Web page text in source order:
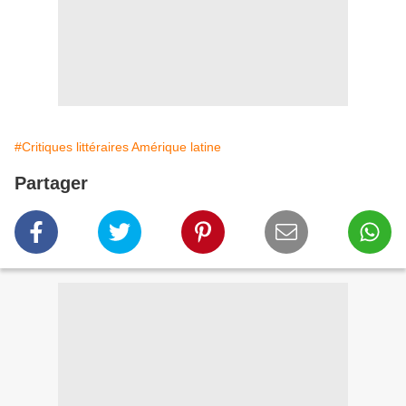
#Critiques littéraires Amérique latine
Partager